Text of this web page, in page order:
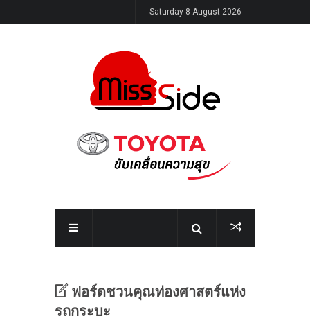
Saturday 8 August 2026
ฟอร์ดชวนคุณท่องศาสตร์แห่ง
รถกระบะ